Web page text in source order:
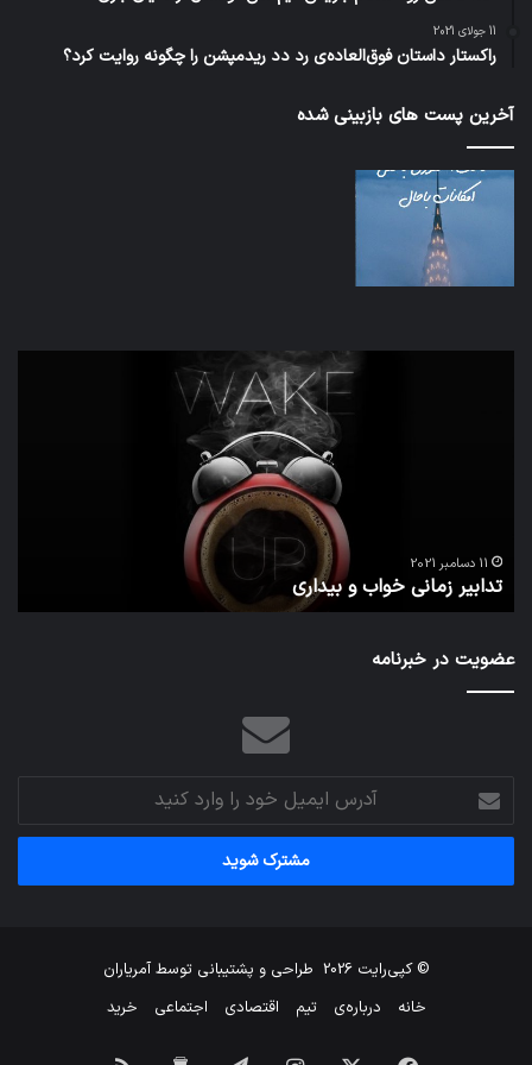
11 جولای 2021
راکستار داستان فوق‌العاده‌ی رد دد ریدمپشن را چگونه روایت کرد؟
آخرین پست های بازبینی شده
11 دسامبر 2021
تدابیر زمانی خواب و بیداری
عضویت در خبرنامه
آدرس
ایمیل
خود
وارد
© کپی‌رایت 2026 طراحی و پشتیبانی توسطآمریاران
خانه
درباره‌ی تیم اقتصادی اجتماعی خرید